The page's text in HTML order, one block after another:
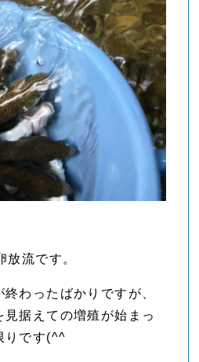
放流です。
わったばかりですが、
据えての増殖が始まっ
りです(^^